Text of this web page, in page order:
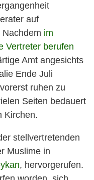
auf
im
Vertreter berufen
Amt angesichts
Ende Juli
ruhen zu
Seiten bedauert
Kirchen.
stellvertretenden
Muslime in
, hervorgerufen.